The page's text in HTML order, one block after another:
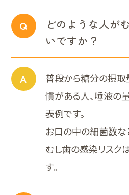
Q
どのような人が
いですか？
A
普段から糖分の摂取
慣がある人、唾液の
表例です。
お口の中の細菌数な
むし歯の感染リスク
す。